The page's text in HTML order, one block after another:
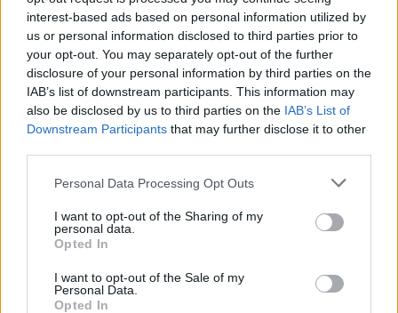
interest-based ads based on personal information utilized by
us or personal information disclosed to third parties prior to
your opt-out. You may separately opt-out of the further
disclosure of your personal information by third parties on the
IAB’s list of downstream participants. This information may
also be disclosed by us to third parties on the IAB’s List of
Downstream Participants that may further disclose it to other
Personal Data Processing Opt Outs
I want to opt-out of the Sharing of my
personal data.
Opted In
I want to opt-out of the Sale of my
Personal Data.
Opted In
Ню Йорк стана 14-ият щат на САЩ, в
който е разрешена евтаназията
06.08.2026 / 16:00